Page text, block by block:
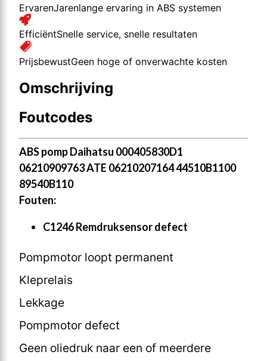
ErvarenJarenlange ervaring in ABS systemen
EfficiëntSnelle service, snelle resultaten
PrijsbewustGeen hoge of onverwachte kosten
Omschrijving
Foutcodes
ABS pomp Daihatsu 000405830D1
06210909763 ATE 06210207164 44510B1100
89540B110
Fouten:
C1246 Remdruksensor defect
Pompmotor loopt permanent
Kleprelais
Lekkage
Pompmotor defect
Geen oliedruk naar een of meerdere